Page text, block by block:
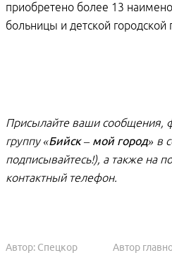
приобретено более 13
больницы и детской
Присылайте ваши сообщения,
группу «Бийск – мой город» в
подписывайтесь!), а также на
контактный телефон.
Автор: Спецкор Автор